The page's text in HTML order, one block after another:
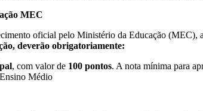
MEC
oficial pelo Ministério da Educação (MEC),
deverão obrigatoriamente:
, com valor de 100 pontos. A nota mínima para
Médio